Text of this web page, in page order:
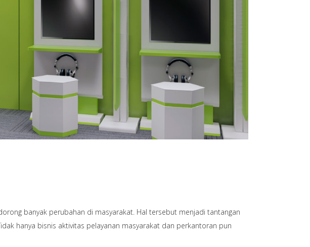
banyak perubahan di masyarakat. Hal tersebut menjadi tantangan
hanya bisnis aktivitas pelayanan masyarakat dan perkantoran pun